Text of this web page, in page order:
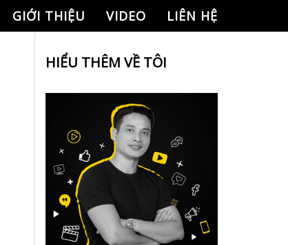
GIỚI THIỆU VIDEO LIÊN HỆ
HIỂU THÊM VỀ TÔI